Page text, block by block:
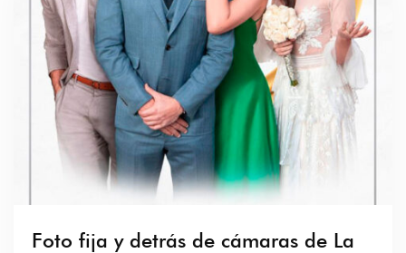
Foto fija y detrás de cámaras de La